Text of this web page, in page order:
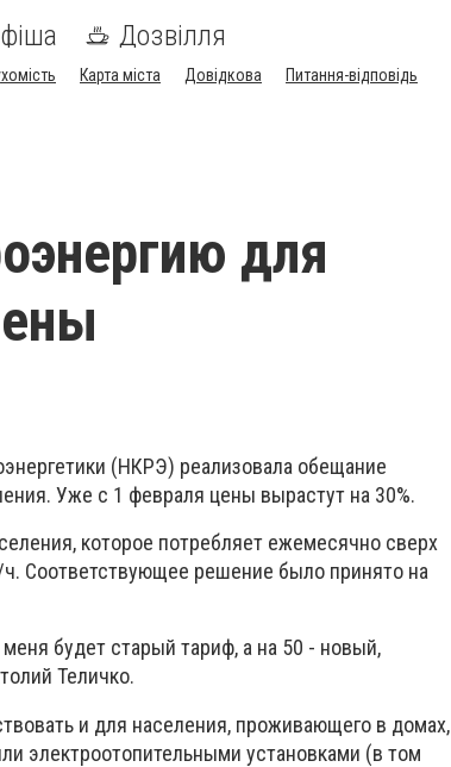
Дозвілля
Карта міста Довідкова
Питання-відповідь
для
(НКРЭ) реализовала обещание
Уже с 1 февраля цены вырастут на 30%.
которое потребляет ежемесячно сверх
Соответствующее решение было принято на
будет старый тариф, а на 50 - новый,
Теличко.
и для населения, проживающего в домах,
электроотопительными установками (в том